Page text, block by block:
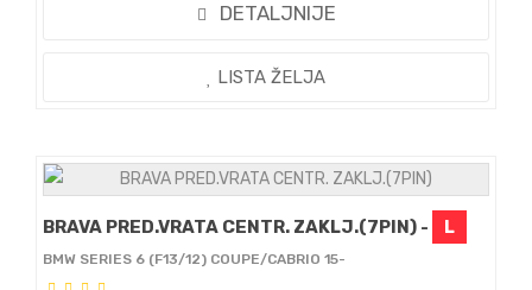
DETALJNIJE
LISTA ŽELJA
BRAVA PRED.VRATA CENTR. ZAKLJ.(7PIN) - L
BMW SERIES 6 (F13/12) COUPE/CABRIO 15-